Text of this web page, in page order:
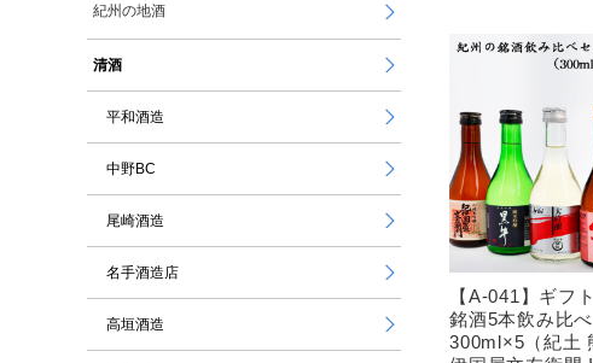
【A-041】ギ
銘酒5本飲み比べ
300ml×5（紀土
紀州の地酒
清酒
平和酒造
中野BC
尾崎酒造
名手酒造店
高垣酒造